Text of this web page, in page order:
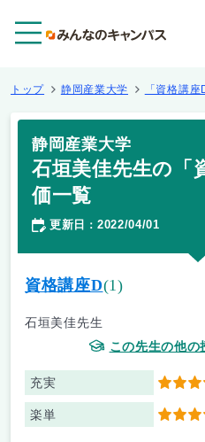
トップ 静岡産業大学 「資格講
静岡産業大学
石垣美佳先生の「
価一覧
更新日 ： 2022/04/01
資格講座D(1)
石垣美佳先生
この先生の他の
充実 5
楽単 5